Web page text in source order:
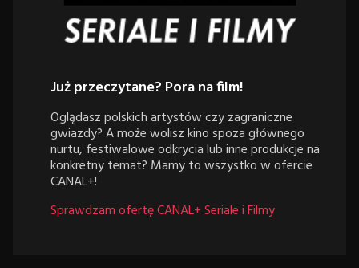
Już przeczytane? Pora na film!
Oglądasz polskich artystów czy zagraniczne
gwiazdy? A może wolisz kino spoza głównego
nurtu, festiwalowe odkrycia lub inne produkcje na
konkretny temat? Mamy to wszystko w ofercie
CANAL+!
Sprawdzam ofertę CANAL+ Seriale i Filmy